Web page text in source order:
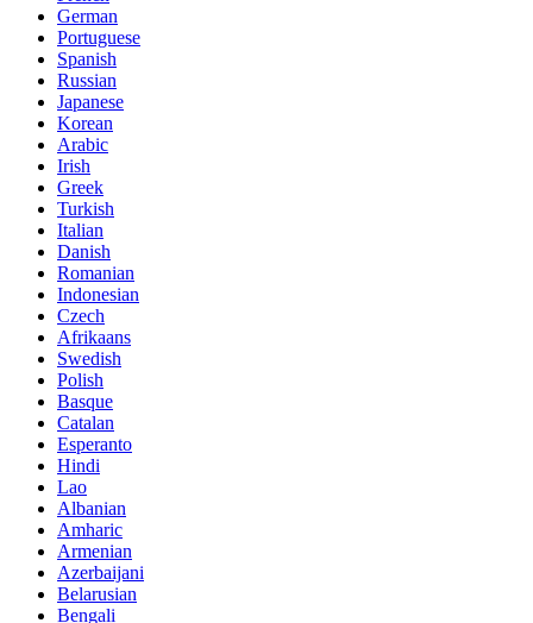
German
Portuguese
Spanish
Russian
Japanese
Korean
Arabic
Irish
Greek
Turkish
Italian
Danish
Romanian
Indonesian
Czech
Afrikaans
Swedish
Polish
Basque
Catalan
Esperanto
Hindi
Lao
Albanian
Amharic
Armenian
Azerbaijani
Belarusian
Bengali